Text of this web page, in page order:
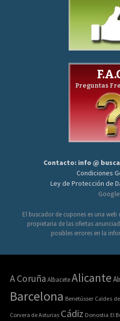
Preguntas
Contacto: info @
Condiciones
Ley de Protección de
El buscador de cupones es una
propietaria de las ofertas
posibles errores en la
A Coruña AlbaceteAlicante
Barcelona Benetússer Caldes
Corvera de Asturias Cádiz Donostia El